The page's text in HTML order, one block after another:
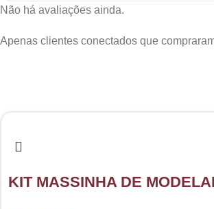
Não há avaliações ainda.
Apenas clientes conectados que
KIT MASSINHA DE